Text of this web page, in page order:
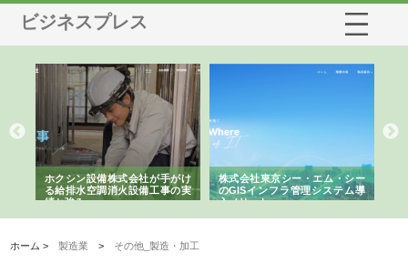
ビジネスプレス
ホクシン設備株式会社が手がけ
る給排水空調消火設備工事の実
績と強み
株式会社東京シー・エム・シー
のGISインフラ管理システム導
入メリット
ホーム >製造業 > その他_製造・加工